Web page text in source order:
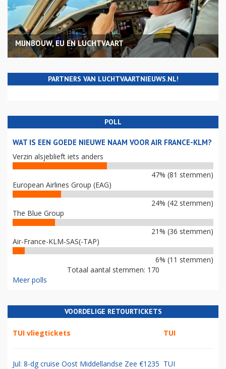
MIJNBOUW, EU EN LUCHTVAART
PARTNERS VAN LUCHTVAARTNIEUWS.NL!
POLL
WAT IS EEN GOEDE NIEUWE NAAM VOOR AIR FRANCE-KLM?
Verzin alsjeblieft iets anders
47% (81 stemmen)
European Airlines Group (EAG)
24% (42 stemmen)
The Blue Group
21% (36 stemmen)
Air-France-KLM-SAS(-TAP)
6% (11 stemmen)
Totaal aantal stemmen: 170
Meer polls
VOORDELIGE RETOURTICKETS
TUI vliegtickets TUI
Jul: 8-dg cruise Oost Middellandse Zee €1235 TUI